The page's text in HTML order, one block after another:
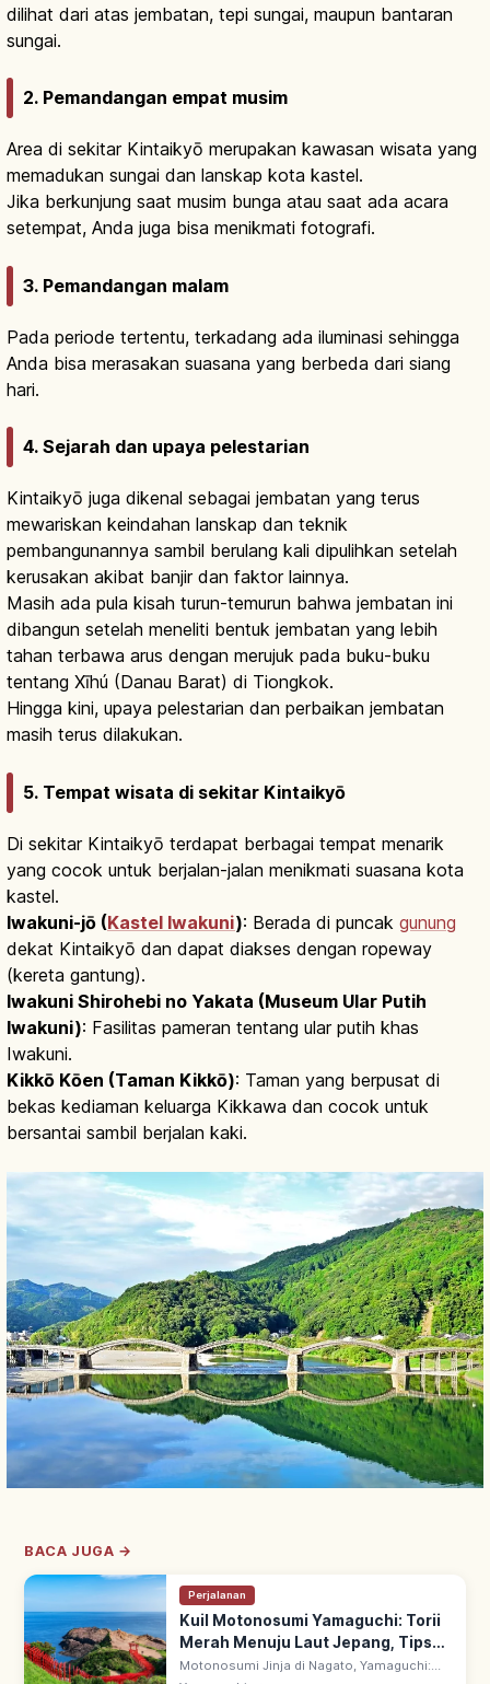
dilihat dari atas jembatan, tepi sungai, maupun bantaran
sungai.
2. Pemandangan empat musim
Area di sekitar Kintaikyō merupakan kawasan wisata yang
memadukan sungai dan lanskap kota kastel.
Jika berkunjung saat musim bunga atau saat ada acara
setempat, Anda juga bisa menikmati fotografi.
3. Pemandangan malam
Pada periode tertentu, terkadang ada iluminasi sehingga
Anda bisa merasakan suasana yang berbeda dari siang
hari.
4. Sejarah dan upaya pelestarian
Kintaikyō juga dikenal sebagai jembatan yang terus
mewariskan keindahan lanskap dan teknik
pembangunannya sambil berulang kali dipulihkan setelah
kerusakan akibat banjir dan faktor lainnya.
Masih ada pula kisah turun-temurun bahwa jembatan ini
dibangun setelah meneliti bentuk jembatan yang lebih
tahan terbawa arus dengan merujuk pada buku-buku
tentang Xīhú (Danau Barat) di Tiongkok.
Hingga kini, upaya pelestarian dan perbaikan jembatan
masih terus dilakukan.
5. Tempat wisata di sekitar Kintaikyō
Di sekitar Kintaikyō terdapat berbagai tempat menarik
yang cocok untuk berjalan-jalan menikmati suasana kota
kastel.
Iwakuni-jō (Kastel Iwakuni): Berada di puncak gunung
dekat Kintaikyō dan dapat diakses dengan ropeway
(kereta gantung).
Iwakuni Shirohebi no Yakata (Museum Ular Putih
Iwakuni): Fasilitas pameran tentang ular putih khas
Iwakuni.
Kikkō Kōen (Taman Kikkō): Taman yang berpusat di
bekas kediaman keluarga Kikkawa dan cocok untuk
bersantai sambil berjalan kaki.
BACA JUGA →
Perjalanan
Kuil Motonosumi Yamaguchi: Torii
Merah Menuju Laut Jepang, Tips
Berkunjung
Motonosumi Jinja di Nagato, Yamaguchi: